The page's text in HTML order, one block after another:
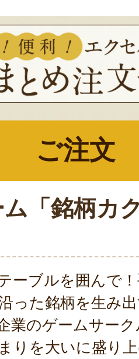
ご注文
「銘柄カ
ーブルを囲んで
った銘柄を生み
業のゲームサー
りを大いに盛り